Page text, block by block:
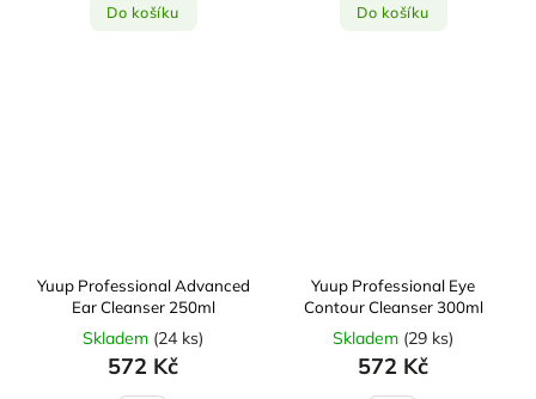
Do košíku Do košíku
Yuup Professional Advanced
Ear Cleanser 250ml
Skladem (24 ks)
572 Kč
Yuup Professional Eye
Contour Cleanser 300ml
Skladem (29 ks)
572 Kč